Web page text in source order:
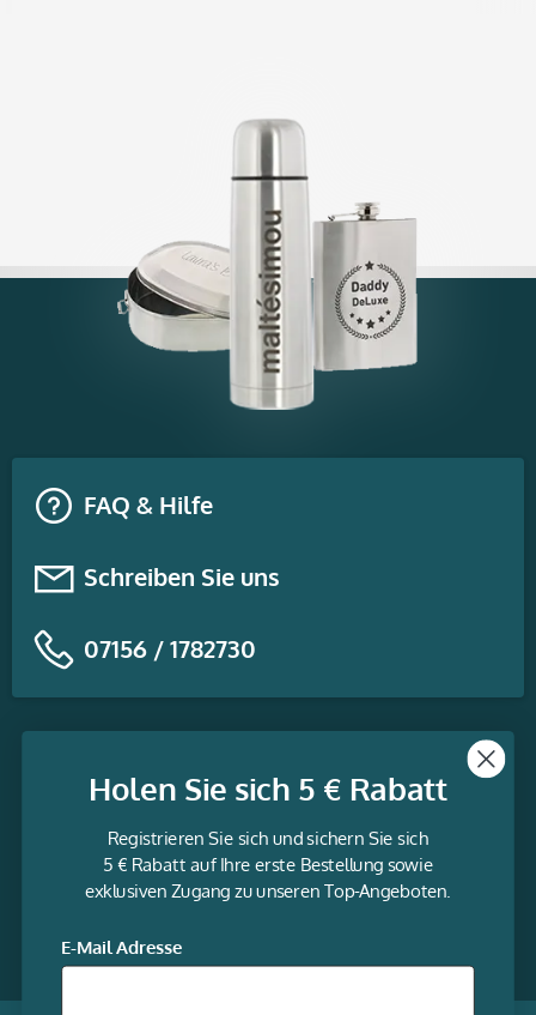
FAQ & Hilfe
Schreiben Sie uns
07156 / 1782730
Informationen
media
Facebook
Holen Sie sich 5 € Rabatt
Registrieren Sie sich und sichern Sie sich
5 € Rabatt auf Ihre erste Bestellung sowie
exklusiven Zugang zu unseren Top-Angeboten.
E-Mail Adresse